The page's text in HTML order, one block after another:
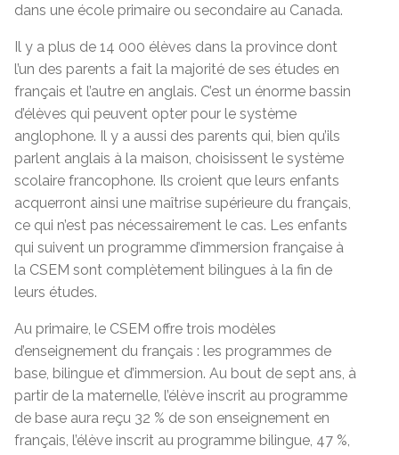
dans une école primaire ou secondaire au Canada.
Il y a plus de 14 000 élèves dans la province dont
l’un des parents a fait la majorité de ses études en
français et l’autre en anglais. C’est un énorme bassin
d’élèves qui peuvent opter pour le système
anglophone. Il y a aussi des parents qui, bien qu’ils
parlent anglais à la maison, choisissent le système
scolaire francophone. Ils croient que leurs enfants
acquerront ainsi une maîtrise supérieure du français,
ce qui n’est pas nécessairement le cas. Les enfants
qui suivent un programme d’immersion française à
la CSEM sont complètement bilingues à la fin de
leurs études.
Au primaire, le CSEM offre trois modèles
d’enseignement du français : les programmes de
base, bilingue et d’immersion. Au bout de sept ans, à
partir de la maternelle, l’élève inscrit au programme
de base aura reçu 32 % de son enseignement en
français, l’élève inscrit au programme bilingue, 47 %,